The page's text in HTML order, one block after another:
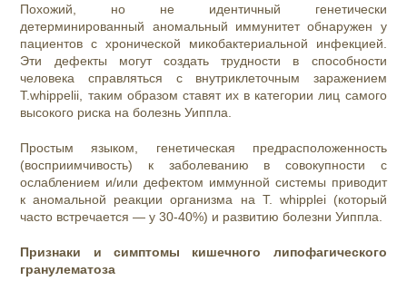
Похожий, но не идентичный генетически
детерминированный аномальный иммунитет обнаружен у
пациентов с хронической микобактериальной инфекцией.
Эти дефекты могут создать трудности в способности
человека справляться с внутриклеточным заражением
Т.whippelii, таким образом ставят их в категории лиц самого
высокого риска на болезнь Уиппла.
Простым языком, генетическая предрасположенность
(восприимчивость) к заболеванию в совокупности с
ослаблением и/или дефектом иммунной системы приводит
к аномальной реакции организма на T. whipplei (который
часто встречается — у 30-40%) и развитию болезни Уиппла.
Признаки и симптомы кишечного липофагического
гранулематоза